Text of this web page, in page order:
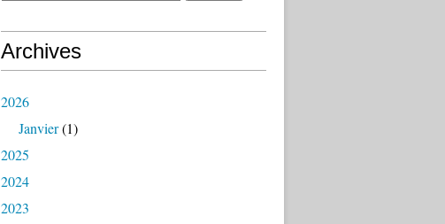
Archives
2026
Janvier(1)
2025
2024
2023